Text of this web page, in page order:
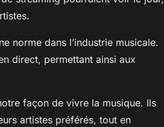
norme dans l’industrie musicale.
direct, permettant ainsi aux
façon de vivre la musique. Ils
artistes préférés, tout en